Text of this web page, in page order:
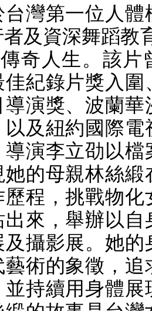
灣第一位人體
及資深舞蹈教
奇人生。該片
紀錄片獎入圍
演獎、波蘭華
及紐約國際電
演李立劭以檔
的母親林絲緞
程，挑戰物化
來，舉辦以自
攝影展。她的
術的象徵，追
持續用身體展